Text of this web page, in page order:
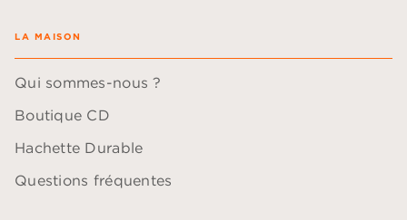
LA MAISON
Qui sommes-nous ?
Boutique CD
Hachette Durable
Questions fréquentes